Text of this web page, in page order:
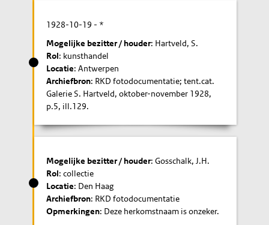
1928-10-19 - *
Mogelijke bezitter / houder: Hartveld, S.
Rol: kunsthandel
Locatie: Antwerpen
Archiefbron: RKD fotodocumentatie; tent.cat.
Galerie S. Hartveld, oktober-november 1928,
p.5, ill.129.
Mogelijke bezitter / houder: Gosschalk, J.H.
Rol: collectie
Locatie: Den Haag
Archiefbron: RKD fotodocumentatie
Opmerkingen: Deze herkomstnaam is onzeker.